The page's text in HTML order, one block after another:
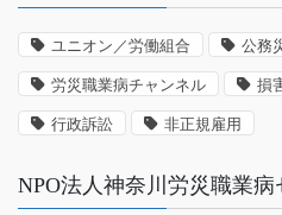
の
事
な
ど
ユニオン／労働組合 公務
労災職業病チャンネル 損
行政訴訟 非正規雇用
NPO法人神奈川労災職業病